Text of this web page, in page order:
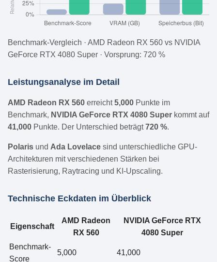
Benchmark-Vergleich · AMD Radeon RX 560 vs NVIDIA
GeForce RTX 4080 Super · Vorsprung: 720 %
Leistungsanalyse im Detail
AMD Radeon RX 560 erreicht5,000 Punkte im
Benchmark, NVIDIA GeForce RTX 4080 Super kommt auf
41,000 Punkte. Der Unterschied beträgt720 %.
Polaris und Ada Lovelace sind unterschiedliche GPU-
Architekturen mit verschiedenen Stärken bei
Rasterisierung, Raytracing und KI-Upscaling.
Technische Eckdaten im Überblick
Eigenschaft
AMD Radeon
RX 560
NVIDIA GeForce RTX
4080 Super
Benchmark-
Score
5,000 41,000